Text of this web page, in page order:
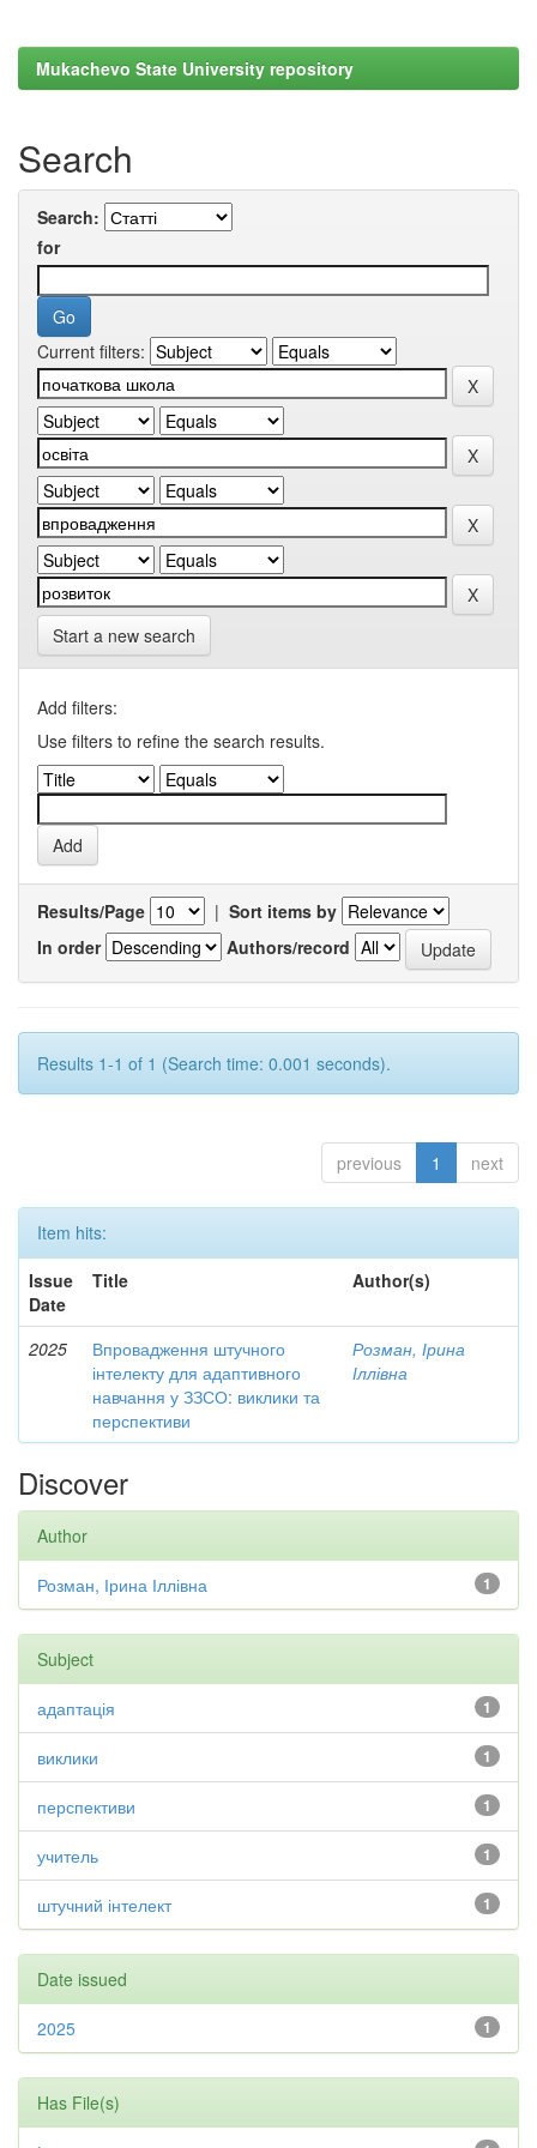
Mukachevo State University repository
Search
Search:
for
Current filters:
Start a new search
Add filters:
Use filters to refine the search results.
Results/Page | Sort items by
In order
Authors/record
Results 1-1 of 1 (Search time: 0.001 seconds).
previous 1 next
Item hits:
Issue
Date
Title Author(s)
2025
Впровадження штучного
інтелекту для адаптивного
навчання у ЗЗСО: виклики та
перспективи
Розман, Ірина
Іллівна
Discover
Author
1
Розман, Ірина Іллівна
Subject
1
адаптація
1
виклики
1
перспективи
1
учитель
1
штучний інтелект
Date issued
1
2025
Has File(s)